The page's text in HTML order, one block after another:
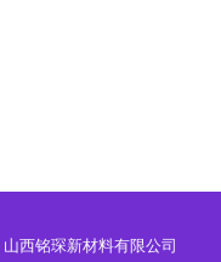
山西铭琛新材料有限公司